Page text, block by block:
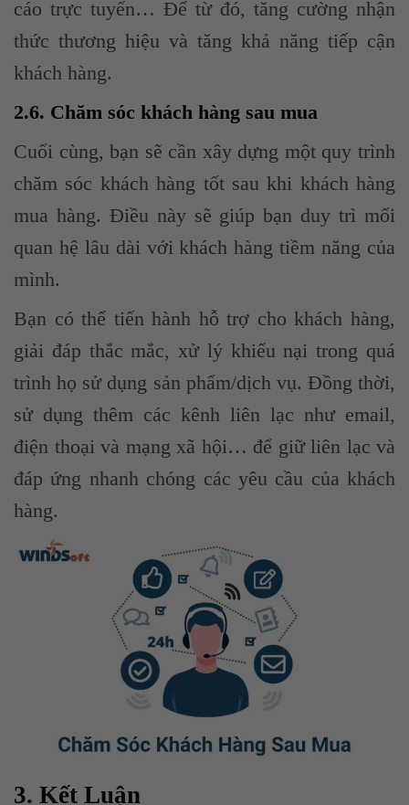
cáo trực tuyến… Để từ đó, tăng cường nhận
thức thương hiệu và tăng khả năng tiếp cận
khách hàng.
2.6. Chăm sóc khách hàng sau mua
Cuối cùng, bạn sẽ cần xây dựng một quy trình
chăm sóc khách hàng tốt sau khi khách hàng
mua hàng. Điều này sẽ giúp bạn duy trì mối
quan hệ lâu dài với khách hàng tiềm năng của
mình.
Bạn có thể tiến hành hỗ trợ cho khách hàng,
giải đáp thắc mắc, xử lý khiếu nại trong quá
trình họ sử dụng sản phẩm/dịch vụ. Đồng thời,
sử dụng thêm các kênh liên lạc như email,
điện thoại và mạng xã hội… để giữ liên lạc và
đáp ứng nhanh chóng các yêu cầu của khách
hàng.
3. Kết Luận